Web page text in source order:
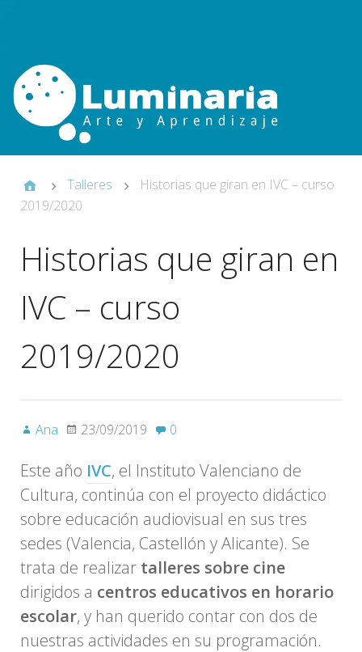
Talleres
Historias que giran en IVC – curso
2019/2020
Historias que giran en
IVC – curso
2019/2020
Ana 23/09/2019 0
Este año IVC, el Instituto Valenciano de
Cultura, continúa con el proyecto didáctico
sobre educación audiovisual en sus tres
sedes (Valencia, Castellón y Alicante). Se
trata de realizar talleres sobre cine
dirigidos a centros educativos en horario
escolar, y han querido contar con dos de
nuestras actividades en su programación.